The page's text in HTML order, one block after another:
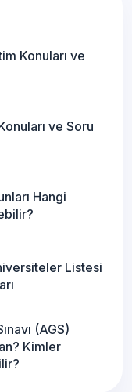
Konuları ve
ve Soru
Hangi
Listesi
(AGS)
Kimler